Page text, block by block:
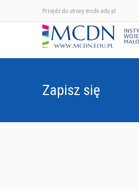
Przejdź do strony mcdn.edu.pl
Zapisz się